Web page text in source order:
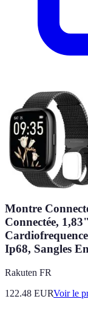
Montre
Connectée,
Ip68, Sangles
Rakuten FR
122.48 EURVoir le